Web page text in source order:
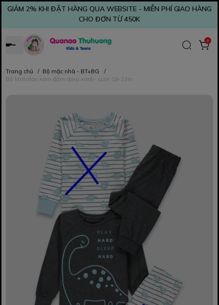
GIẢM 2% KHI ĐẶT HÀNG QUA WEBSITE - MIỄN PHÍ GIAO HÀNG
CHO ĐƠN TỪ 450K
0
Trang chủ / Bộ mặc nhà - BT+BG
/
Bộ Matalan xám đậm dino xanh- size 18-23m